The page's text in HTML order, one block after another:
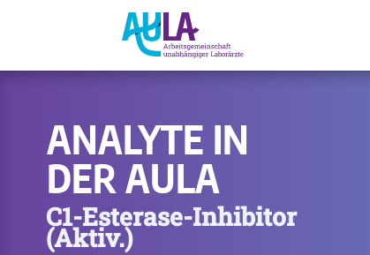
ANALYTE IN
DER AULA
C1-Esterase-Inhibitor
(Aktiv.)